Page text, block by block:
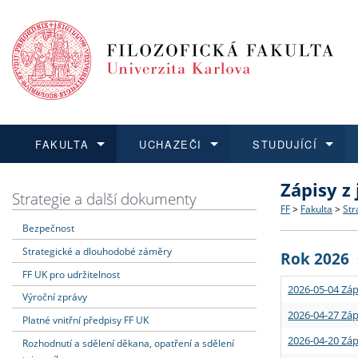
FAKULTA
Dozvědět se více
Struktura
Strategie
Podpora
UCHAZEČI
Podat přihlášku
Co
Učitelské
STUDUJÍCÍ
Dozvědět se více
Rigorózní
Dozvědět se více
O vědě a
Granty a
Dozvědět se více
Aktuální
Strategie a další dokumenty
Bezpečnost
Strategické a dlouhodobé záměry
FF UK pro udržitelnost
Výroční zprávy
Platné vnitřní předpisy FF UK
Rozhodnutí a sdělení děkana, opatření a sdělení
Zápisy
FF > Fakulta >
Rok 2026
2026-05-04
2026-04-27
2026-04-20